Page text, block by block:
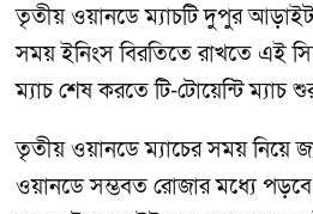
তৃতীয় ওয়ানডে ম্যাচটি দুপুর
সময় ইনিংস বিরতিতে রাখতে এই
ম্যাচ শেষ করতে টি-টোয়েন্টি ম্যাচ
তৃতীয় ওয়ানডে ম্যাচের সময় নিয়ে
ওয়ানডে সম্ভবত রোজার মধ্যে